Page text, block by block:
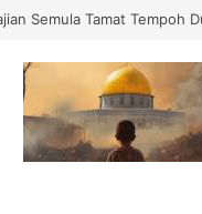
Semula Tamat Tempoh